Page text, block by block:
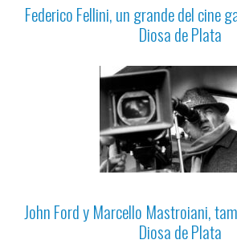
Federico Fellini, un grande del cine
Diosa de Plata
John Ford y Marcello Mastroiani,
Diosa de Plata